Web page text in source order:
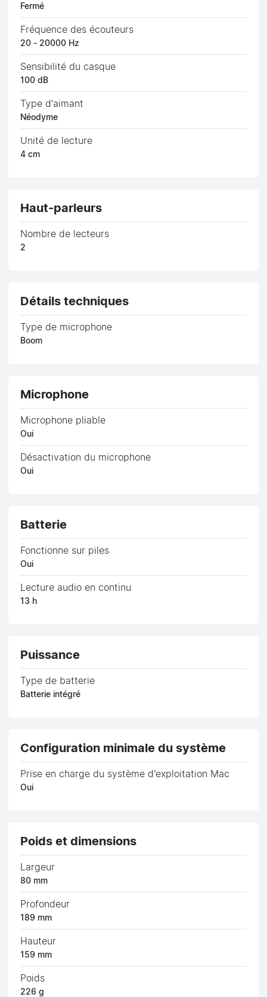
Fermé
Fréquence des écouteurs
20 - 20000 Hz
Sensibilité du casque
100 dB
Type d'aimant
Néodyme
Unité de lecture
4 cm
Haut-parleurs
Nombre de lecteurs
2
Détails techniques
Type de microphone
Boom
Microphone
Microphone pliable
Oui
Désactivation du microphone
Oui
Batterie
Fonctionne sur piles
Oui
Lecture audio en continu
13 h
Puissance
Type de batterie
Batterie intégré
Configuration minimale du système
Prise en charge du système d'exploitation Mac
Oui
Poids et dimensions
Largeur
80 mm
Profondeur
189 mm
Hauteur
159 mm
Poids
226 g